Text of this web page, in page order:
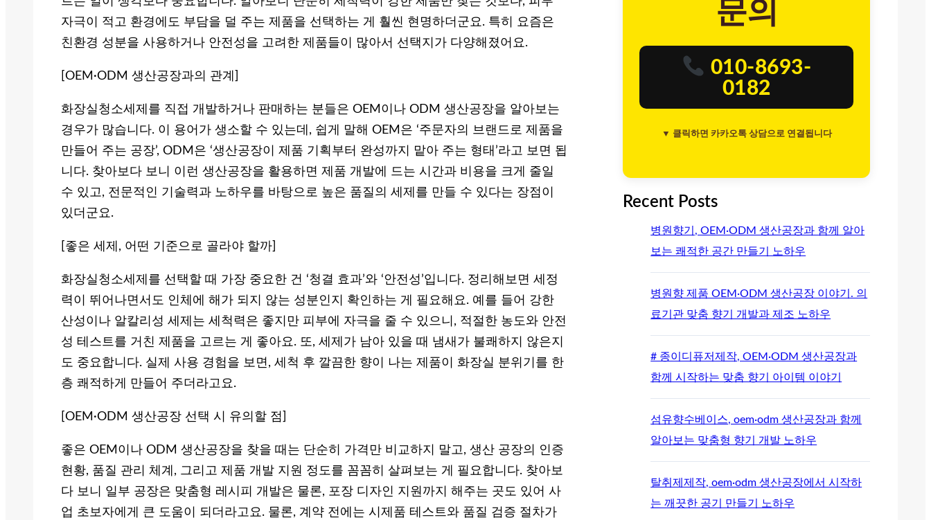
자극이 적고 환경에도 부담을 덜 주는 제품을 선택하는 게 훨씬 현명하더군요. 특히 요즘은
친환경 성분을 사용하거나 안전성을 고려한 제품들이 많아서 선택지가 다양해졌어요.
[OEM·ODM 생산공장과의 관계]
화장실청소세제를 직접 개발하거나 판매하는 분들은 OEM이나 ODM 생산공장을 알아보는
경우가 많습니다. 이 용어가 생소할 수 있는데, 쉽게 말해 OEM은 ‘주문자의 브랜드로 제품을
만들어 주는 공장’, ODM은 ‘생산공장이 제품 기획부터 완성까지 맡아 주는 형태’라고 보면 됩
니다. 찾아보다 보니 이런 생산공장을 활용하면 제품 개발에 드는 시간과 비용을 크게 줄일
수 있고, 전문적인 기술력과 노하우를 바탕으로 높은 품질의 세제를 만들 수 있다는 장점이
있더군요.
[좋은 세제, 어떤 기준으로 골라야 할까]
화장실청소세제를 선택할 때 가장 중요한 건 ‘청결 효과’와 ‘안전성’입니다. 정리해보면 세정
력이 뛰어나면서도 인체에 해가 되지 않는 성분인지 확인하는 게 필요해요. 예를 들어 강한
산성이나 알칼리성 세제는 세척력은 좋지만 피부에 자극을 줄 수 있으니, 적절한 농도와 안전
성 테스트를 거친 제품을 고르는 게 좋아요. 또, 세제가 남아 있을 때 냄새가 불쾌하지 않은지
도 중요합니다. 실제 사용 경험을 보면, 세척 후 깔끔한 향이 나는 제품이 화장실 분위기를 한
층 쾌적하게 만들어 주더라고요.
[OEM·ODM 생산공장 선택 시 유의할 점]
좋은 OEM이나 ODM 생산공장을 찾을 때는 단순히 가격만 비교하지 말고, 생산 공장의 인증
현황, 품질 관리 체계, 그리고 제품 개발 지원 정도를 꼼꼼히 살펴보는 게 필요합니다. 찾아보
다 보니 일부 공장은 맞춤형 레시피 개발은 물론, 포장 디자인 지원까지 해주는 곳도 있어 사
업 초보자에게 큰 도움이 되더라고요. 물론, 계약 전에는 시제품 테스트와 품질 검증 절차가
문의
010-8693-
0182
▼ 클릭하면 카카오톡 상담으로 연결됩니다
Recent Posts
병원향기, OEM·ODM 생산공장과 함께 알아
보는 쾌적한 공간 만들기 노하우
병원향 제품 OEM·ODM 생산공장 이야기. 의
료기관 맞춤 향기 개발과 제조 노하우
# 종이디퓨저제작, OEM·ODM 생산공장과
함께 시작하는 맞춤 향기 아이템 이야기
섬유향수베이스, oem·odm 생산공장과 함께
알아보는 맞춤형 향기 개발 노하우
탈취제제작, oem·odm 생산공장에서 시작하
는 깨끗한 공기 만들기 노하우